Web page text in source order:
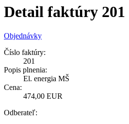
Detail faktúry 201
Objednávky
Číslo faktúry:
201
Popis plnenia:
El. energia MŠ
Cena:
474,00 EUR
Odberateľ: